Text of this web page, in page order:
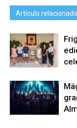
Artículo